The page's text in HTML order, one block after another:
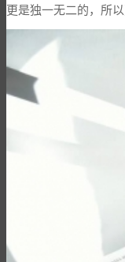
更是独一无二的，所以